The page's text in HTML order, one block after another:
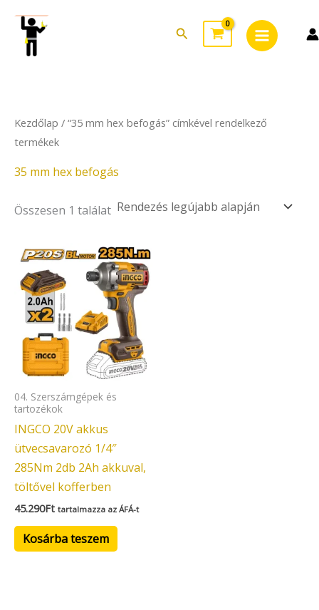
content
Search
Menu
Kezdőlap / “35 mm hex befogás” címkével rendelkező
termékek
35 mm hex befogás
Összesen 1 találat
04. Szerszámgépek és
tartozékok
INGCO 20V akkus
ütvecsavarozó 1/4″
285Nm 2db 2Ah akkuval,
töltővel kofferben
45.290Ft tartalmazza az ÁFÁ-t
Kosárba teszem